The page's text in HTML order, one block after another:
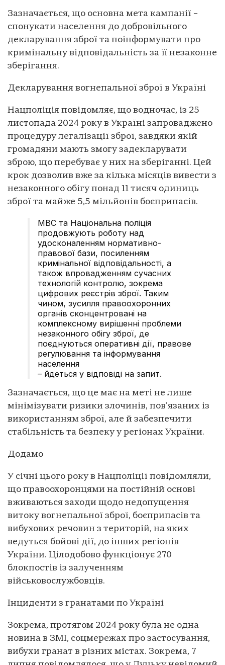
Зазначається, що основна мета кампанії –
спонукати населення до добровільного
декларування зброї та поінформувати про
кримінальну відповідальність за її незаконне
зберігання.
Декларування вогнепальної зброї в Україні
Нацполіція повідомляє, що водночас, із 25
листопада 2024 року в Україні запроваджено
процедуру легалізації зброї, завдяки якій
громадяни мають змогу задекларувати
зброю, що перебуває у них на зберіганні. Цей
крок дозволив вже за кілька місяців вивести з
незаконного обігу понад 11 тисяч одиниць
зброї та майже 5,5 мільйонів боєприпасів.
МВС та Національна поліція
продовжують роботу над
удосконаленням нормативно-
правової бази, посиленням
кримінальної відповідальності, а
також впровадженням сучасних
технологій контролю, зокрема
цифрових реєстрів зброї. Таким
чином, зусилля правоохоронних
органів сконцентровані на
комплексному вирішенні проблеми
незаконного обігу зброї, де
поєднуються оперативні дії, правове
регулювання та інформування
населення
– йдеться у відповіді на запит.
Зазначається, що це має на меті не лише
мінімізувати ризики злочинів, пов’язаних із
використанням зброї, але й забезпечити
стабільність та безпеку у регіонах України.
Додамо
У січні цього року в Нацполіції повідомляли,
що правоохоронцями на постійній основі
вживаються заходи щодо недопущення
витоку вогнепальної зброї, боєприпасів та
вибухових речовин з територій, на яких
ведуться бойові дії, до інших регіонів
України. Цілодобово функціонує 270
блокпостів із залученням
військовослужбовців.
Інциденти з гранатами по Україні
Зокрема, протягом 2024 року була не одна
новина в ЗМІ, соцмережах про застосування,
вибухи гранат в різних містах. Зокрема, 7